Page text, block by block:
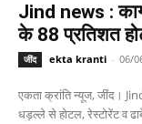
Jind news :
के 88 प्रतिशत
जींद ekta kranti - 06/
एकता क्रांति न्यूज, जींद।
धड़ल्ले से होटल, रेस्टोरेंट व